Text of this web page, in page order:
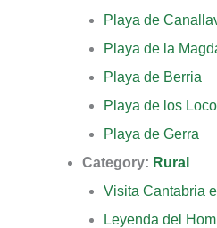
Playa de
Playa de la
Playa de Berria
Playa de los
Playa de Gerra
Category: Rural
Visita Cantabria
Leyenda del